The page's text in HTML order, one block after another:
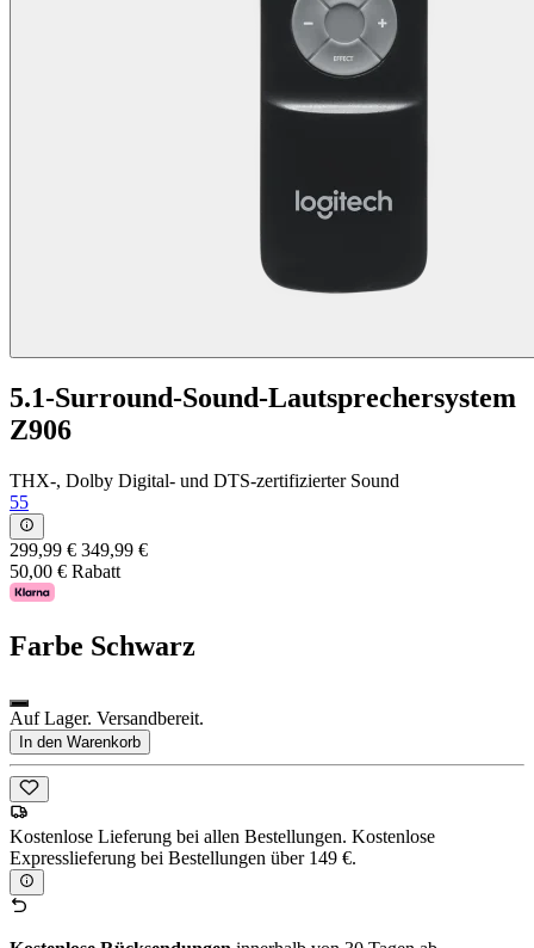
5.1-Surround-Sound-Lautsprechersystem
Z906
THX-, Dolby Digital- und DTS-zertifizierter Sound
55
299,99 € 349,99 €
50,00 € Rabatt
Farbe Schwarz
Auf Lager. Versandbereit.
In den Warenkorb
Kostenlose Lieferung bei allen Bestellungen. Kostenlose
Expresslieferung bei Bestellungen über 149 €.